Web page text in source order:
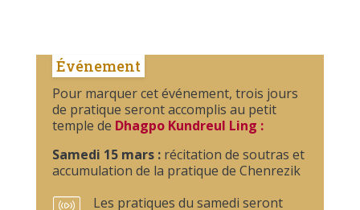
Événement
Pour marquer cet événement, trois jours
de pratique seront accomplis au petit
temple de Dhagpo Kundreul Ling :
Samedi 15 mars : récitation de soutras et
accumulation de la pratique de Chenrezik
Les pratiques du samedi seront